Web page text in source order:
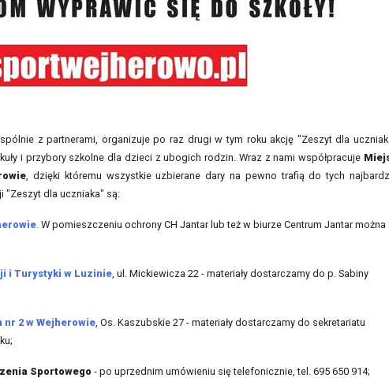
z partnerami, organizuje po raz drugi w tym roku akcję "Zeszyt dla
i przybory szkolne dla dzieci z ubogich rodzin. Wraz z nami współpracuje
, dzięki któremu wszystkie uzbierane dary na pewno trafią do tych
"Zeszyt dla uczniaka" są:
W pomieszczeniu ochrony CH Jantar lub też w biurze Centrum Jantar można
i Turystyki w Luzinie , ul. Mickiewicza 22 - materiały dostarczamy do p. Sabiny
nr 2 w Wejherowie , Os. Kaszubskie 27 - materiały dostarczamy do sekretariatu
Sportowego - po uprzednim umówieniu się telefonicznie, tel. 695 650 914;